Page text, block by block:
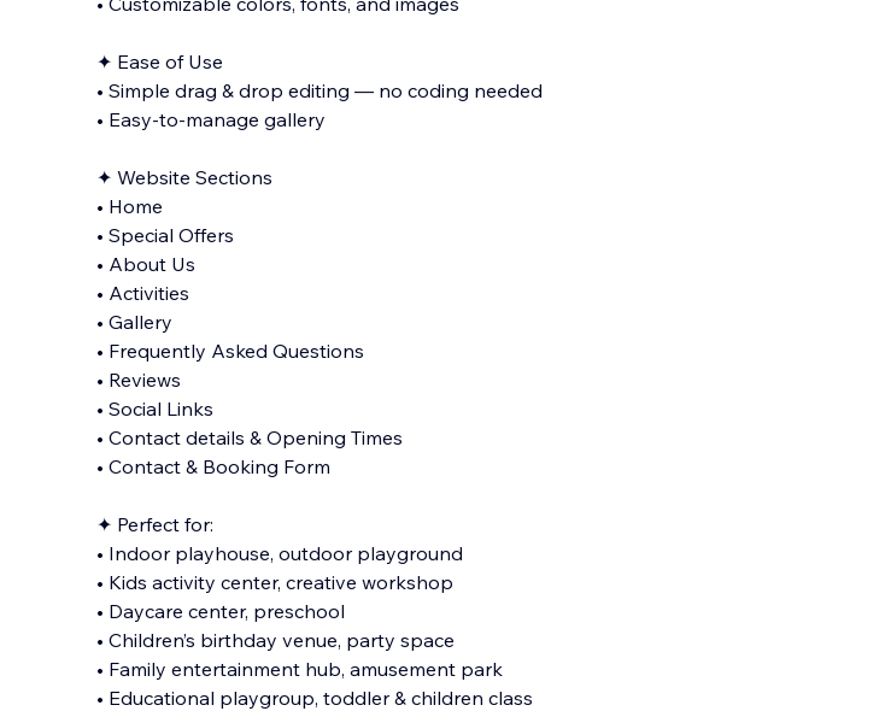
✦ Ease of Use
• Simple drag & drop editing — no coding needed
• Easy-to-manage gallery
✦ Website Sections
• Home
• Special Offers
• About Us
• Activities
• Gallery
• Frequently Asked Questions
• Reviews
• Social Links
• Contact details & Opening Times
• Contact & Booking Form
✦ Perfect for:
• Indoor playhouse, outdoor playground
• Kids activity center, creative workshop
• Daycare center, preschool
• Children’s birthday venue, party space
• Family entertainment hub, amusement park
• Educational playgroup, toddler & children class